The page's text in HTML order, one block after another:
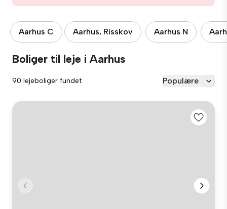
Aarhus C Aarhus, Risskov Aarhus N
Boliger til leje i Aarhus
90 lejeboliger fundet Populære